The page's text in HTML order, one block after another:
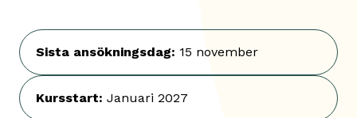
Sista ansökningsdag: 15 november
Kursstart: Januari 2027